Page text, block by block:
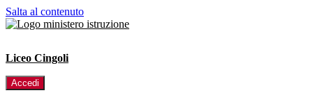
Salta al contenuto
Liceo Cingoli
Accedi